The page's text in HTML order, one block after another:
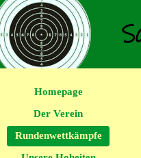
Homepage
Der Verein
Rundenwettkämpfe